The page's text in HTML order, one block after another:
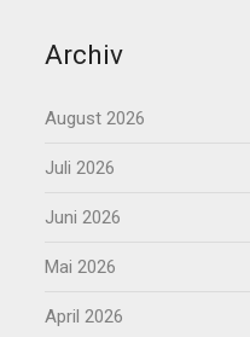
Archiv
August 2026
Juli 2026
Juni 2026
Mai 2026
April 2026